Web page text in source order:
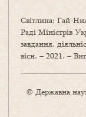
Світлина: Гай-
Раді Міністрів
завдання,
вісн. – 2021. –
© Державна